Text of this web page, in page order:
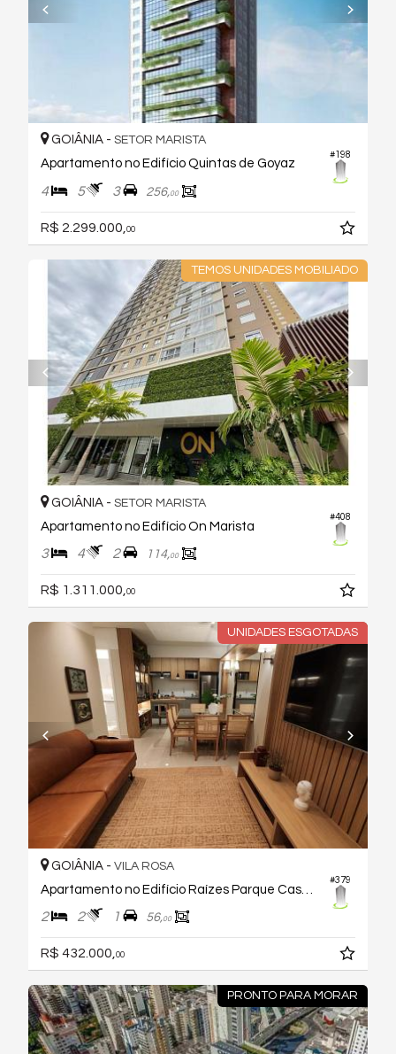
#198
GOIÂNIA - SETOR MARISTA
Apartamento no Edifício Quintas de Goyaz
4 5 3 256,00
R$ 2.299.000, 00
TEMOS UNIDADES MOBILIADO
#408
GOIÂNIA - SETOR MARISTA
Apartamento no Edifício On Marista
3 4 2 114,00
R$ 1.311.000,00
UNIDADES ESGOTADAS
#379
GOIÂNIA - VILA ROSA
2 2 1 56,00
R$ 432.000, 00
PRONTO PARA MORAR